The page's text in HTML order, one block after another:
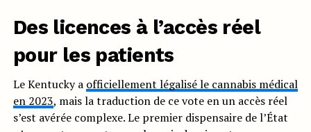
Des licences à l’accès réel
pour les patients
Le Kentucky a officiellement légalisé le cannabis médical
en 2023, mais la traduction de ce vote en un accès réel
s’est avérée complexe. Le premier dispensaire de l’État